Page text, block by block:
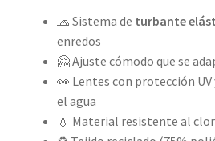
🧢 Sistema de turbante
enredos
🤗 Ajuste cómodo que se
👀 Lentes con protección
el agua
💧 Material resistente al